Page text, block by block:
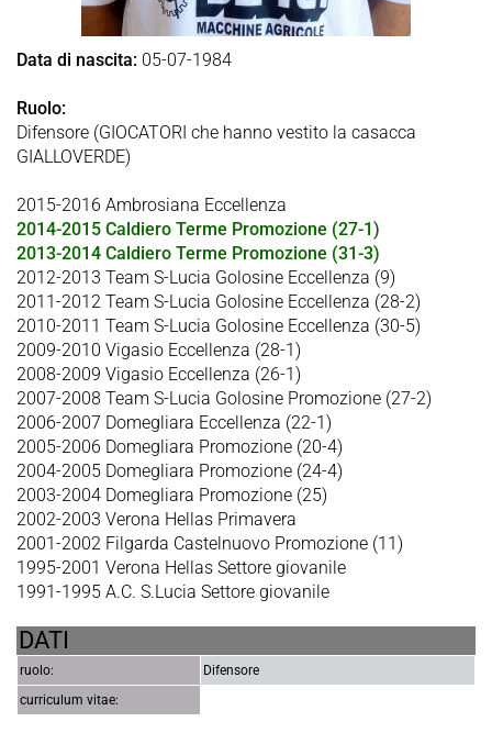
Data di nascita: 05-07-1984
Ruolo:
Difensore (GIOCATORI che hanno vestito la casacca
GIALLOVERDE)
2015-2016 Ambrosiana Eccellenza
2014-2015 Caldiero Terme Promozione (27-1)
2013-2014 Caldiero Terme Promozione (31-3)
2012-2013 Team S-Lucia Golosine Eccellenza (9)
2011-2012 Team S-Lucia Golosine Eccellenza (28-2)
2010-2011 Team S-Lucia Golosine Eccellenza (30-5)
2009-2010 Vigasio Eccellenza (28-1)
2008-2009 Vigasio Eccellenza (26-1)
2007-2008 Team S-Lucia Golosine Promozione (27-2)
2006-2007 Domegliara Eccellenza (22-1)
2005-2006 Domegliara Promozione (20-4)
2004-2005 Domegliara Promozione (24-4)
2003-2004 Domegliara Promozione (25)
2002-2003 Verona Hellas Primavera
2001-2002 Filgarda Castelnuovo Promozione (11)
1995-2001 Verona Hellas Settore giovanile
1991-1995 A.C. S.Lucia Settore giovanile
DATI
ruolo:
Difensore
curriculum vitae: